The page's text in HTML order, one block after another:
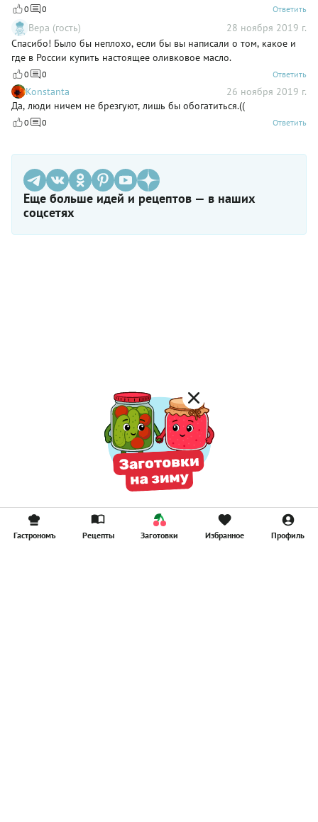
0 0 Ответить
Вера (гость)
28 ноября 2019 г.
Спасибо! Было бы неплохо, если бы вы написали о том, какое и
где в России купить настоящее оливковое масло.
0 0 Ответить
Konstanta
26 ноября 2019 г.
Да, люди ничем не брезгуют, лишь бы обогатиться.((
0 0 Ответить
Еще больше идей и рецептов — в наших
соцсетях
Гастрономъ Рецепты Заготовки Избранное Профиль